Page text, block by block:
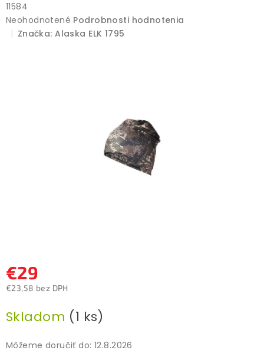
11584
Priemerné
hodnotenie
Neohodnotené Podrobnosti hodnotenia
Značka:Alaska ELK 1795
€29
€23,58 bez DPH
cena:
Skladom (1 ks)
Môžeme doručiť do: 12.8.2026